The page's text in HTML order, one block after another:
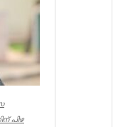
പിഴ